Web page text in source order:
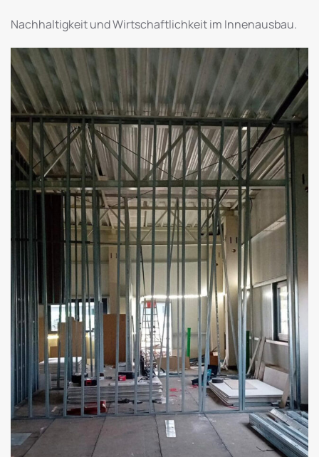
Nachhaltigkeit und Wirtschaftlichkeit im Innenausbau.